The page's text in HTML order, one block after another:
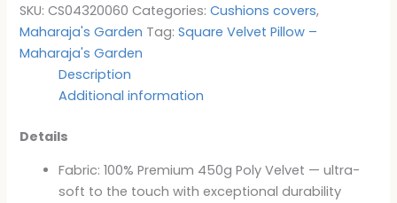
SKU:CS04320060 Categories:Cushions covers,
Maharaja's Garden Tag:Square Velvet Pillow –
Maharaja's Garden
Description
Additional information
Details
Fabric: 100% Premium 450g Poly Velvet — ultra-
soft to the touch with exceptional durability